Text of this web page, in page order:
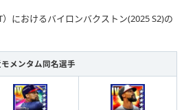
）におけるバイロンバクストン(2025 S2)の
メンタム同名選手